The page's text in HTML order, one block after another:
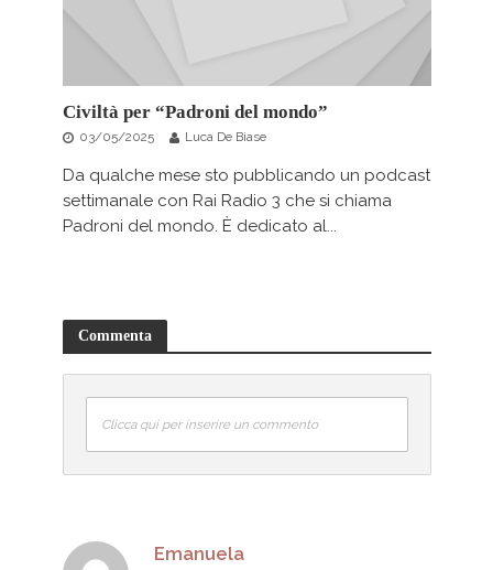
Civiltà per “Padroni del mondo”
03/05/2025 Luca De Biase
Da qualche mese sto pubblicando un podcast
settimanale con Rai Radio 3 che si chiama
Padroni del mondo. È dedicato al...
Commenta
Clicca qui per inserire un commento
Emanuela